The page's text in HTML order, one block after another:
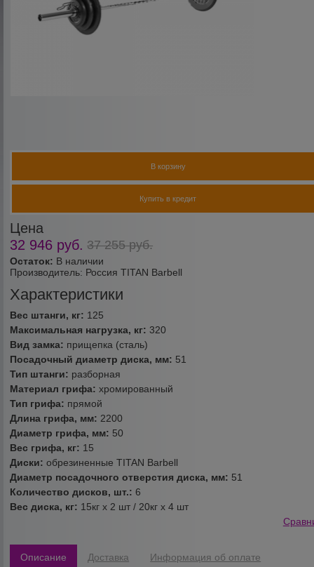
Остаток: В наличии
Производитель: Россия TITAN Barbell
Характеристики
Вес штанги, кг: 125
Максимальная нагрузка, кг:320
Вид замка: прищепка (сталь)
Посадочный диаметр диска, мм: 51
Тип штанги: разборная
Материал грифа:хромированный
Тип грифа: прямой
Длина грифа, мм: 2200
Диаметр грифа, мм: 50
Вес грифа, кг: 15
Диски:обрезиненные TITAN Barbell
Диаметр посадочного отверстия диска, мм: 51
Количество дисков, шт.:6
Вес диска, кг: 15кг х 2 шт / 20кг х 4 шт
Цена
37 255 руб.
32 946 руб.
В корзину
Купить в кредит
Описание Доставка Информация об оплате